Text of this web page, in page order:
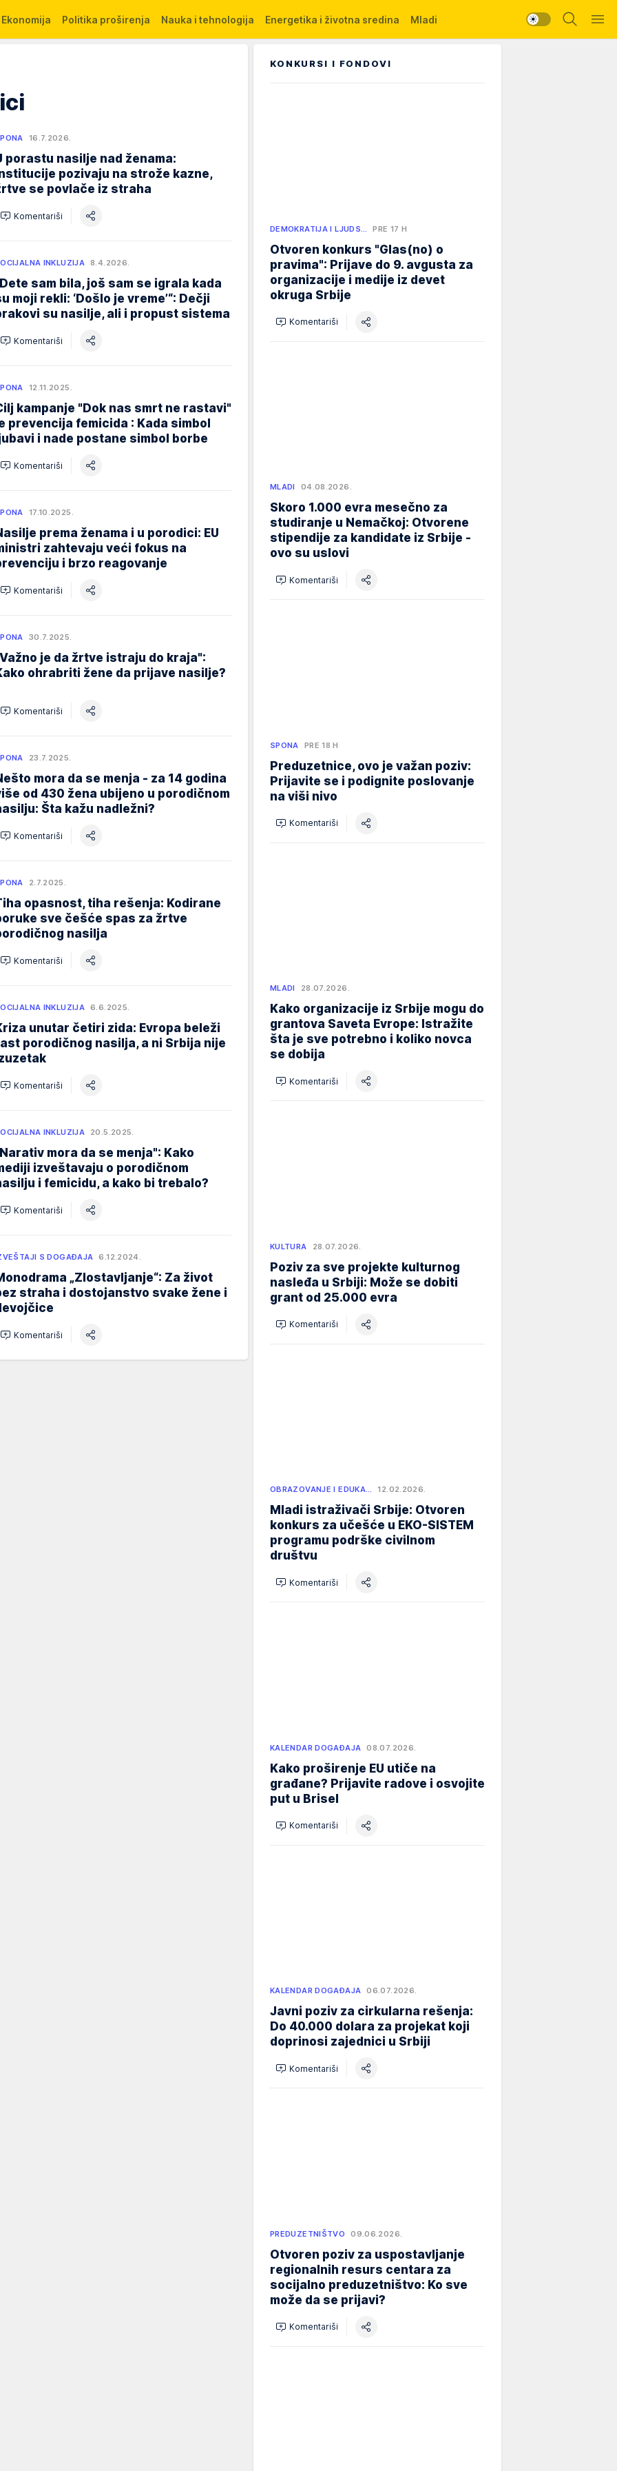
Ekonomija Politika proširenja Nauka i tehnologija Energetika i životna sredina Mladi
16.7.2026.
porastu nasilje nad ženama:
pozivaju na strože kazne,
se povlače iz straha
Komentariši
INKLUZIJA 8.4.2026.
sam bila, još sam se igrala kada
moji rekli: ‘Došlo je vreme’“: Dečji
su nasilje, ali i propust sistema
Komentariši
12.11.2025.
kampanje "Dok nas smrt ne rastavi"
prevencija femicida : Kada simbol
i nade postane simbol borbe
Komentariši
17.10.2025.
prema ženama i u porodici: EU
zahtevaju veći fokus na
i brzo reagovanje
Komentariši
30.7.2025.
je da žrtve istraju do kraja":
ohrabriti žene da prijave nasilje?
Komentariši
23.7.2025.
mora da se menja - za 14 godina
od 430 žena ubijeno u porodičnom
Šta kažu nadležni?
Komentariši
2.7.2025.
opasnost, tiha rešenja: Kodirane
sve češće spas za žrtve
nasilja
Komentariši
INKLUZIJA 6.6.2025.
unutar četiri zida: Evropa beleži
porodičnog nasilja, a ni Srbija nije
Komentariši
INKLUZIJA 20.5.2025.
mora da se menja": Kako
izveštavaju o porodičnom
i femicidu, a kako bi trebalo?
Komentariši
S DOGAĐAJA 6.12.2024.
„Zlostavljanje“: Za život
straha i dostojanstvo svake žene i
Komentariši
KONKURSI I FONDOVI
DEMOKRATIJA I LJUDS… PRE 17 H
Otvoren konkurs "Glas(no) o
pravima": Prijave do 9. avgusta za
organizacije i medije iz devet
okruga Srbije
Komentariši
MLADI 04.08.2026.
Skoro 1.000 evra mesečno za
studiranje u Nemačkoj: Otvorene
stipendije za kandidate iz Srbije -
ovo su uslovi
Komentariši
SPONA PRE 18 H
Preduzetnice, ovo je važan poziv:
Prijavite se i podignite poslovanje
na viši nivo
Komentariši
MLADI 28.07.2026.
Kako organizacije iz Srbije mogu do
grantova Saveta Evrope: Istražite
šta je sve potrebno i koliko novca
se dobija
Komentariši
KULTURA 28.07.2026.
Poziv za sve projekte kulturnog
nasleđa u Srbiji: Može se dobiti
grant od 25.000 evra
Komentariši
OBRAZOVANJE I EDUKA… 12.02.2026.
Mladi istraživači Srbije: Otvoren
konkurs za učešće u EKO-SISTEM
programu podrške civilnom
društvu
Komentariši
KALENDAR DOGAĐAJA 08.07.2026.
Kako proširenje EU utiče na
građane? Prijavite radove i osvojite
put u Brisel
Komentariši
KALENDAR DOGAĐAJA 06.07.2026.
Javni poziv za cirkularna rešenja:
Do 40.000 dolara za projekat koji
doprinosi zajednici u Srbiji
Komentariši
PREDUZETNIŠTVO 09.06.2026.
Otvoren poziv za uspostavljanje
regionalnih resurs centara za
socijalno preduzetništvo: Ko sve
može da se prijavi?
Komentariši